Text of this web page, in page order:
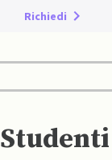
Richiedi
Studenti